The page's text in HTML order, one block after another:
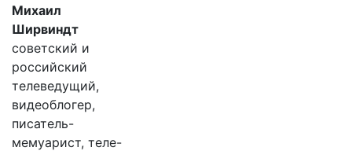
Михаил
Ширвиндт
советский и
российский
телеведущий,
видеоблогер,
писатель-
мемуарист, теле-